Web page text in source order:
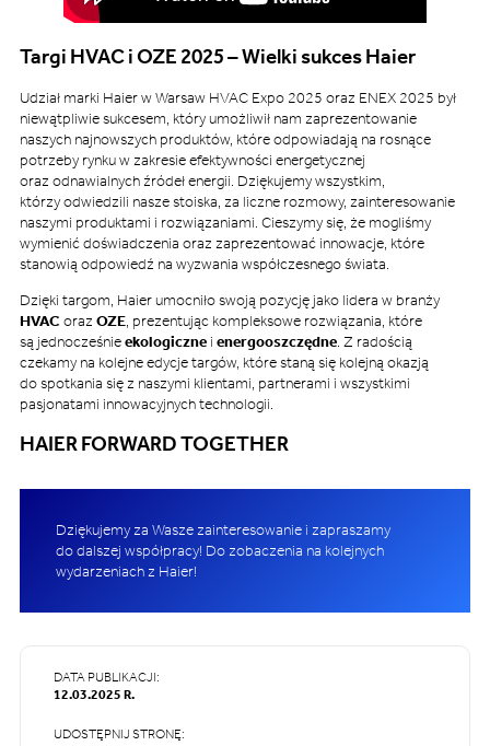
Targi HVAC i OZE 2025 – Wielki sukces Haier
Udział marki Haier w Warsaw HVAC Expo 2025 oraz ENEX 2025 był
niewątpliwie sukcesem, który umożliwił nam zaprezentowanie
naszych najnowszych produktów, które odpowiadają na rosnące
potrzeby rynku w zakresie efektywności energetycznej
oraz odnawialnych źródeł energii. Dziękujemy wszystkim,
którzy odwiedzili nasze stoiska, za liczne rozmowy, zainteresowanie
naszymi produktami i rozwiązaniami. Cieszymy się, że mogliśmy
wymienić doświadczenia oraz zaprezentować innowacje, które
stanowią odpowiedź na wyzwania współczesnego świata.
Dzięki targom, Haier umocniło swoją pozycję jako lidera w branży
HVAC oraz OZE, prezentując kompleksowe rozwiązania, które
są jednocześnieekologicznei energooszczędne. Z radością
czekamy na kolejne edycje targów, które staną się kolejną okazją
do spotkania się z naszymi klientami, partnerami i wszystkimi
pasjonatami innowacyjnych technologii.
HAIER FORWARD TOGETHER
Dziękujemy za Wasze zainteresowanie i zapraszamy
do dalszej współpracy! Do zobaczenia na kolejnych
wydarzeniach z Haier!
DATA PUBLIKACJI:
12.03.2025 R.
UDOSTĘPNIJ STRONĘ: